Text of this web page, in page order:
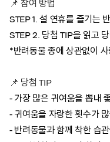
📌 참여 방법
STEP 1. 설 연휴를 즐기는
STEP 2. 당첨 TIP을 읽고
*반려동물 종에 상관없이
📌 당첨 TIP
- 가장 많은 귀여움을 뽑내
- 귀여움을 자랑한 횟수가 많
- 반려동물과 함께 착한 습관